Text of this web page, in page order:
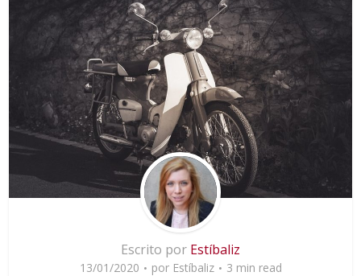
Escrito por Estíbaliz
13/01/2020 por Estíbaliz 3 min read